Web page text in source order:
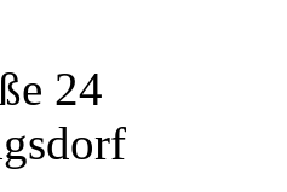
24